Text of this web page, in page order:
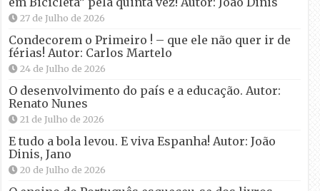
27 de Julho de 2026
Condecorem o Primeiro ! – que ele não quer ir de
férias! Autor: Carlos Martelo
24 de Julho de 2026
O desenvolvimento do país e a educação. Autor:
Renato Nunes
21 de Julho de 2026
E tudo a bola levou. E viva Espanha! Autor: João
Dinis, Jano
20 de Julho de 2026